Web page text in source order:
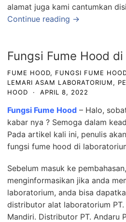
alamat juga kami cantumkan
Continue reading →
Fungsi Fume Hood
FUME HOOD, FUNGSI FUME
LEMARI ASAM LABORATORIUM,
HOOD
· APRIL 8, 2022
Fungsi Fume Hood – Halo,
kabar nya ? Semoga dalam
Pada artikel kali ini, penulis
fungsi fume hood di
Sebelum masuk ke
menginformasikan jika anda
laboratorium, anda bisa
distributor alat laboratorium
Mandiri. Distributor PT. Andaru